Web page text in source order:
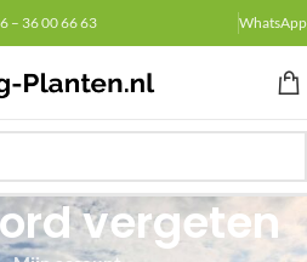
– 36 00 66 63 WhatsApp
vergeten